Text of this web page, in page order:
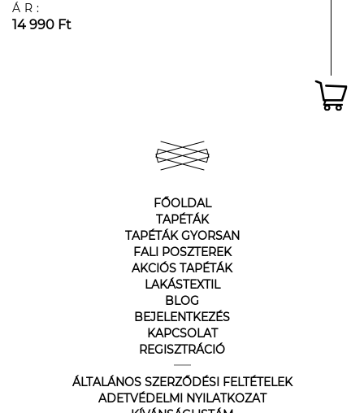
ÁR:
14 990 Ft
FŐOLDAL
TAPÉTÁK
TAPÉTÁK GYORSAN
FALI POSZTEREK
AKCIÓS TAPÉTÁK
LAKÁSTEXTIL
BLOG
BEJELENTKEZÉS
KAPCSOLAT
REGISZTRÁCIÓ
ÁLTALÁNOS SZERZŐDÉSI FELTÉTELEK
ADETVÉDELMI NYILATKOZAT